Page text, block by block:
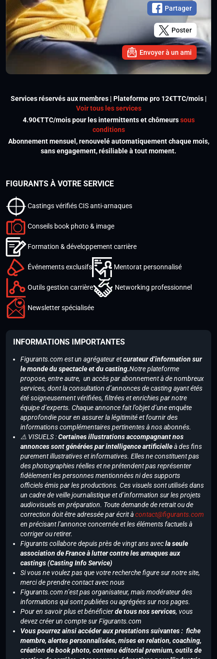
Partager
Poster
Envoyer à un ami
Services réservés aux membres | Plateforme pro 12€TTC/mois |
Voir tous les services
4.90€TTC/mois pour les intermittents et chômeurssous
conditions
Abonnement mensuel, renouvelé automatiquement chaque mois,
sans engagement, résiliable à tout moment.
FIGURANTS À VOTRE SERVICE
Castings vérifiés CIS anti-arnaques
Conseils book photo & image
Formation & développement carrière
Événements exclusifs Mentorat personnalisé
Outils gestion carrière Networking professionnel
Newsletter spécialisée
INFORMATIONS IMPORTANTES
Figurants.com est un agrégateur etcurateur d’information sur
le monde du spectacle et du casting.Notre plateforme
propose, entre autre, un accès par abonnement à de nombreux
services, dont la consultation d’annonces de casting ayant étés
été soigneusement vérifiées, filtrées et enrichies par notre
équipe d’experts. Chaque annonce fait l’objet d’une enquête
approfondie pour en assurer la légitimité et fournir des
informations complémentaires pertinentes à nos abonnés.
⚠️ VISUELS :Certaines illustrations accompagnant nos
annonces sont générées par intelligence artificielleà des fins
purement illustratives et informatives. Elles ne constituent pas
des photographies réelles et ne prétendent pas représenter
fidèlement les personnes mentionnées ni des supports
officiels émis par les productions. Ces visuels sont utilisés dans
un cadre de veille journalistique et d’information sur les projets
audiovisuels en préparation. Toute demande de retrait ou de
correction doit être adressée par écrit àcontact@figurants.com
en précisant l’annonce concernée et les éléments factuels à
corriger ou retirer.
Figurants collabore depuis près de vingt ans avecla seule
association de France à lutter contre les arnaques aux
castings (Casting Info Service)
Si vous ne voulez pas que votre recherche figure sur notre site,
merci de prendre contact avec nous
Figurants.com n’est pas organisateur, mais modérateur des
informations qui sont publiées ou agrégées sur nos pages.
Pour en savoir plus et bénéficierde tous nos services, vous
devez créer un compte sur Figurants.com
Vous pourrez ainsi accéder aux prestations suivantes : fiche
membre, alertes personnalisées, mises en relation, coaching,
création de book photo, contenu éditorial premium, outils de